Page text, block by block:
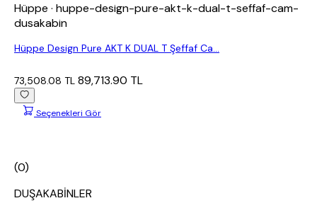
Hüppe · huppe-design-pure-akt-k-dual-t-seffaf-cam-
dusakabin
Hüppe Design Pure AKT K DUAL T Şeffaf Ca...
73,508.08 TL 89,713.90 TL
Seçenekleri Gör
(0)
DUŞAKABİNLER